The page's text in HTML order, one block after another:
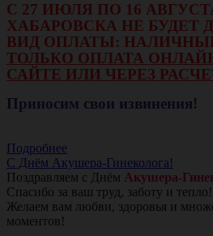
С 27 ИЮЛЯ ПО 16
ХАБАРОВСКА НЕ БУДЕТ
ВИД ОПЛАТЫ:
ТОЛЬКО ОПЛАТА
САЙТЕ ИЛИ ЧЕРЕЗ
Приносим свои извинения!
Подробнее
С Днём Акушера-Гинеколога!
Поздравляем с Днём Акушера-
Спасибо за ваш труд, заботу и тепло!
Желаем вам любви, здоровья и
моментов!